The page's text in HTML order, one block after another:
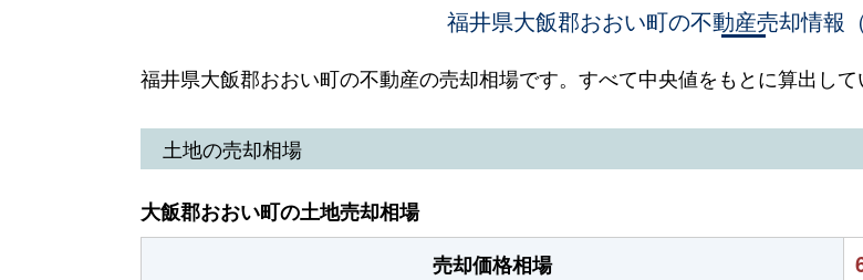
福井県大飯郡おおい町の不動産売却情報
福井県大飯郡おおい町の不動産の売却相場です。すべて中央値をもとに算出して
土地の売却相場
大飯郡おおい町の土地売却相場
売却価格相場